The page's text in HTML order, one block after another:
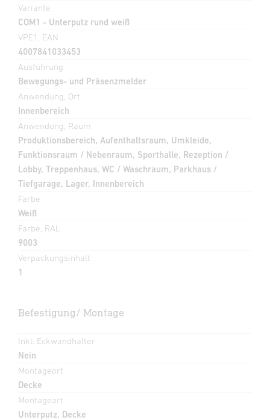
Variante
COM1 - Unterputz rund weiß
VPE1, EAN
4007841033453
Ausführung
Bewegungs- und Präsenzmelder
Anwendung, Ort
Innenbereich
Anwendung, Raum
Produktionsbereich, Aufenthaltsraum, Umkleide,
Funktionsraum / Nebenraum, Sporthalle, Rezeption /
Lobby, Treppenhaus, WC / Waschraum, Parkhaus /
Tiefgarage, Lager, Innenbereich
Farbe
Weiß
Farbe, RAL
9003
Verpackungsinhalt
1
Befestigung/ Montage
Inkl. Eckwandhalter
Nein
Montageort
Decke
Montageart
Unterputz, Decke